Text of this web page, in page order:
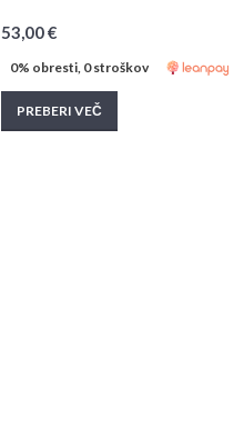
53,00€
0% obresti, 0 stroškov
PREBERI VEČ